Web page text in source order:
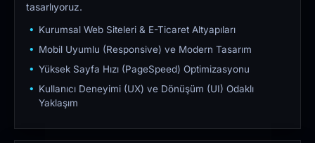
tasarlıyoruz.
Kurumsal Web Siteleri & E-Ticaret Altyapıları
Mobil Uyumlu (Responsive) ve Modern Tasarım
Yüksek Sayfa Hızı (PageSpeed) Optimizasyonu
Kullanıcı Deneyimi (UX) ve Dönüşüm (UI) Odaklı
Yaklaşım